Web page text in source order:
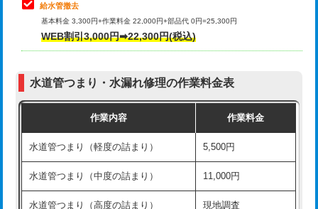
マス交換（深さ50㎝以上）
コンクリート斫り（厚さ10㎝まで）
モルタル補修（厚さ10㎝超え） 38,500円
洗面台設置 38,500円
化粧台設置 22,000円
その他部品の脱着
交換・取付（タンク）
式）)
式・ワンホール）)
交換・取付(排水栓・排水トラップ
22,000円+材料費
給水管撤去
基本料金 3,300円+作業料金 22,000円+部品代 0円=25,300円
WEB割引3,000円➡22,300円(税込)
水道管つまり・水漏れ修理の作業料金表
作業内容 作業料金
水道管つまり（軽度の詰まり） 5,500円
水道管つまり（中度の詰まり） 11,000円
水道管つまり（高度の詰まり） 現地調査